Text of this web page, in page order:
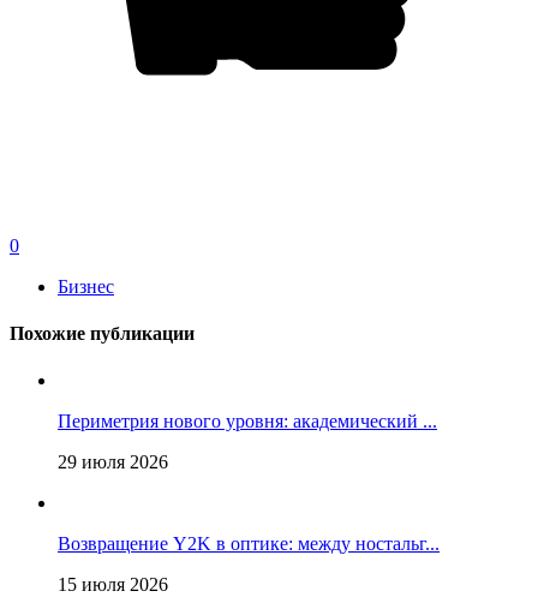
0
Бизнес
Похожие публикации
Периметрия нового уровня: академический ...
29 июля 2026
Возвращение Y2K в оптике: между ностальг...
15 июля 2026